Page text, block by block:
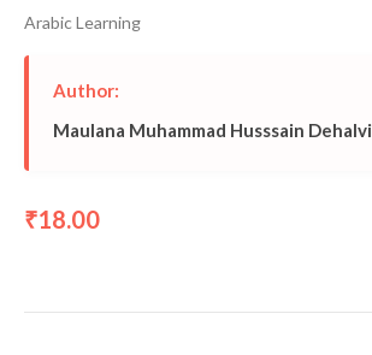
Arabic Learning
Author:
Maulana Muhammad Husssain Dehalvi
₹18.00